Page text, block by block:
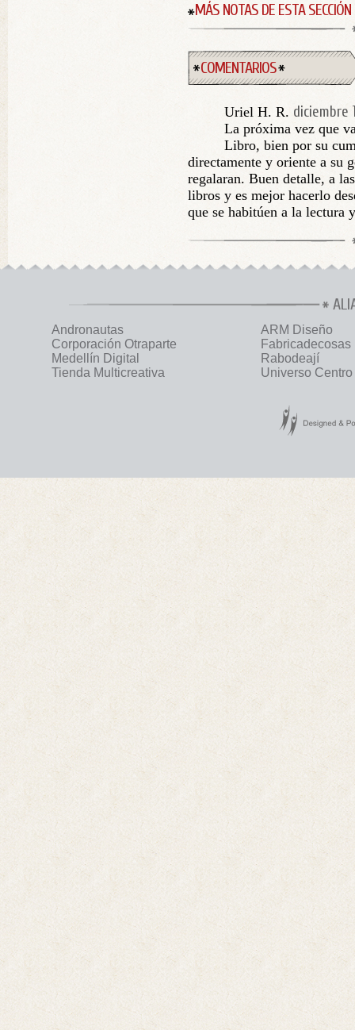
MÁS NOTAS DE ESTA SECCIÓN
COMENTARIOS
Uriel H. R. diciembre
La próxima vez que
Libro, bien por su
directamente y oriente a su
regalaran. Buen detalle, a
libros y es mejor hacerlo
que se habitúen a la lectura
Andronautas
ARM Diseño
Corporación Otraparte
Fabricadecosas
Medellín Digital
Rabodeají
Tienda Multicreativa
Universo Centro